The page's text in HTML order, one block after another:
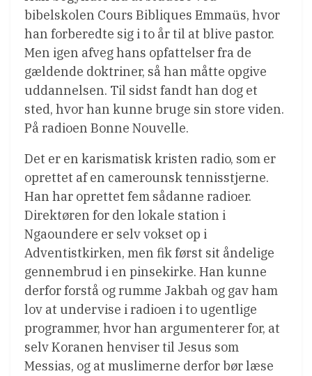
bibelskolen Cours Bibliques Emmaüs, hvor
han forberedte sig i to år til at blive pastor.
Men igen afveg hans opfattelser fra de
gældende doktriner, så han måtte opgive
uddannelsen. Til sidst fandt han dog et
sted, hvor han kunne bruge sin store viden.
På radioen Bonne Nouvelle.
Det er en karismatisk kristen radio, som er
oprettet af en camerounsk tennisstjerne.
Han har oprettet fem sådanne radioer.
Direktøren for den lokale station i
Ngaoundere er selv vokset op i
Adventistkirken, men fik først sit åndelige
gennembrud i en pinsekirke. Han kunne
derfor forstå og rumme Jakbah og gav ham
lov at undervise i radioen i to ugentlige
programmer, hvor han argumenterer for, at
selv Koranen henviser til Jesus som
Messias, og at muslimerne derfor bør læse